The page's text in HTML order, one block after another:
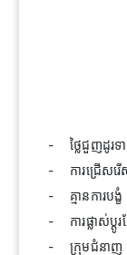
ថ្លៃជួញដូរទ
ការជ្រើស
គ្មានការបង្
ការផ្លាស់ប្
ក្រុមជំនាញ